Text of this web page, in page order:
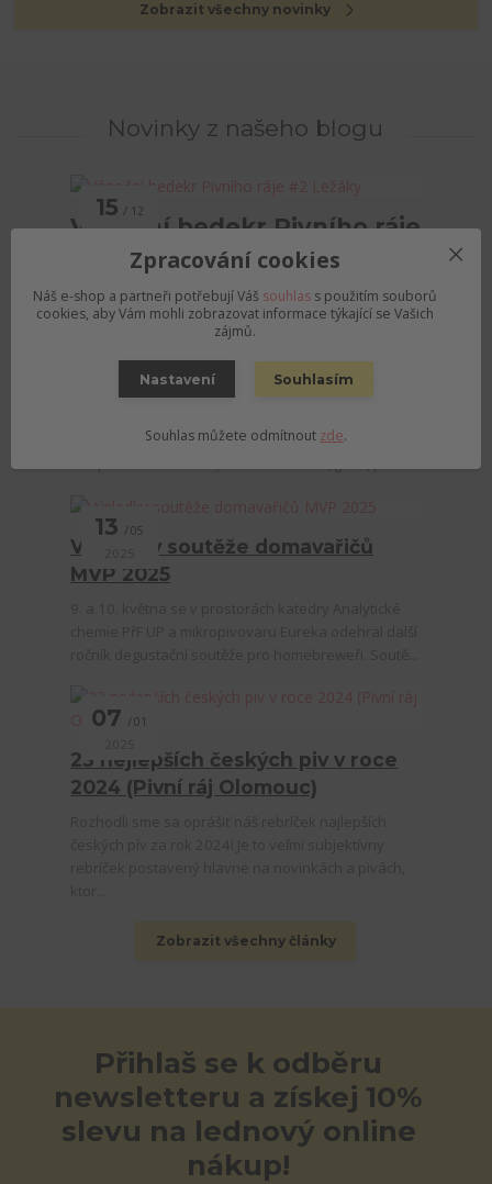
Zobrazit všechny novinky
Novinky z našeho blogu
15 12
2025
Vánoční bedekr Pivního ráje
#2 Ležáky
2025
Vánoční bedekr Pivního ráje #1
kyseláče
ochucená piva zažívají v posledních letech na scéně
13 05
Výsledky soutěže domavařičů
MVP 2025
07 01
23 nejlepších českých piv v roce
2024 (Pivní ráj Olomouc)
Zobrazit všechny články
Přihlaš se k odběru
newsletteru a získej 10%
slevu na lednový online
nákup!
Zpracování cookies
Náš e-shop a partneři potřebují Váš souhlass použitím souborů
cookies, aby Vám mohli zobrazovat informace týkající se Vašich
zájmů.
Nastavení Souhlasím
Souhlas můžete odmítnout zde.